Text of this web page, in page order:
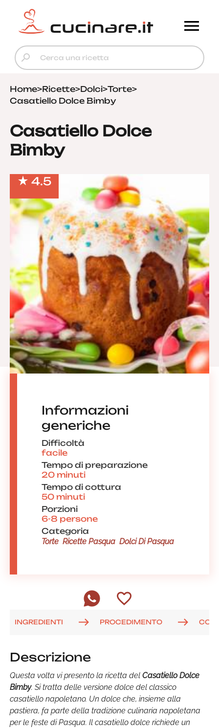
Home>Ricette>Dolci>Torte>
Casatiello Dolce Bimby
Casatiello Dolce
Bimby
4.5
Informazioni
generiche
Difficoltà
facile
Tempo di preparazione
20 minuti
Tempo di cottura
50 minuti
Porzioni
6-8 persone
Categoria
Torte Ricette Pasqua Dolci Di Pasqua
INGREDIENTI PROCEDIMENTO
Descrizione
Questa volta vi presento la ricetta del Casatiello Dolce
Bimby. Si tratta delle versione dolce del classico
casatiello napoletano. Un dolce che, insieme alla
pastiera, fa parte della tradizione culinaria napoletana
per le feste di Pasqua. Il casatiello dolce richiede un